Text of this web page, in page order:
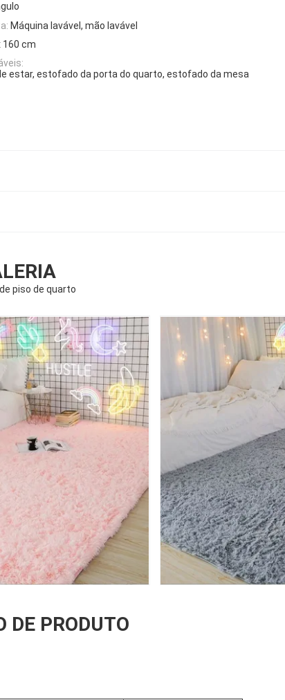
Máquina lavável, mão lavável
160 cm
estar, estofado da porta do quarto, estofado da mesa
piso de quarto
DE PRODUTO